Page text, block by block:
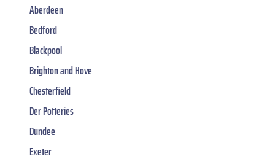
Aberdeen
Bedford
Blackpool
Brighton and Hove
Chesterfield
Der Potteries
Dundee
Exeter